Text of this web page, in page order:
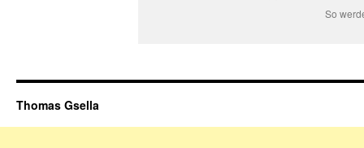
So
Thomas Gsella